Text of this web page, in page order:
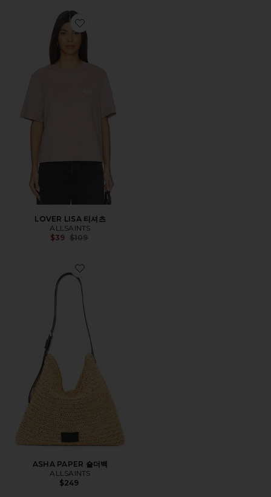
Favorite LOVER LISA 티셔츠
LOVER LISA 티셔츠
ALLSAINTS
$39 Previous price:
$109
Favorite ASHA PAPER 숄더백
ASHA PAPER 숄더백
ALLSAINTS
$249